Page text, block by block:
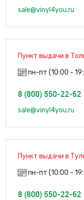
sale@vinyl4you.ru
Пункт выдачи в
пн-пт (10:00 -
8 (800) 550-22-62
sale@vinyl4you.ru
Пункт выдачи в
пн-пт (10:00 -
8 (800) 550-22-62